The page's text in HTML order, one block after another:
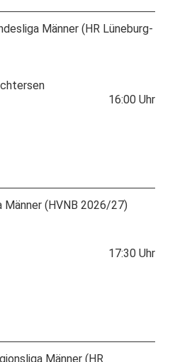
Männer (HR Lüneburg-
16:00 Uhr
Männer (HVNB 2026/27)
17:30 Uhr
Männer (HR